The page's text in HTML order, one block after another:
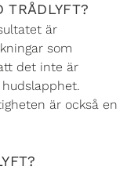
TRÅDLYFT?
är
som
det inte är
är också en